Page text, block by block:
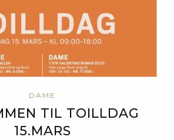
DAME
TIL TOILLDAG
15.MARS